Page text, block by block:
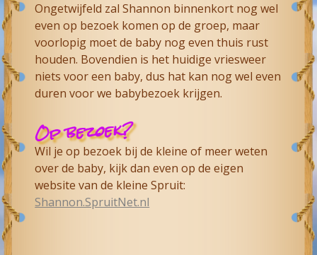
Ongetwijfeld zal Shannon binnenkort nog wel
even op bezoek komen op de groep, maar
voorlopig moet de baby nog even thuis rust
houden. Bovendien is het huidige vriesweer
niets voor een baby, dus hat kan nog wel even
duren voor we babybezoek krijgen.
Op bezoek?
Wil je op bezoek bij de kleine of meer weten
over de baby, kijk dan even op de eigen
website van de kleine Spruit:
Shannon.SpruitNet.nl